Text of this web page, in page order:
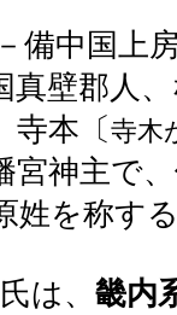
中国上
真壁郡人
寺本〔寺木
宮神主で
姓を称す
は、 畿内